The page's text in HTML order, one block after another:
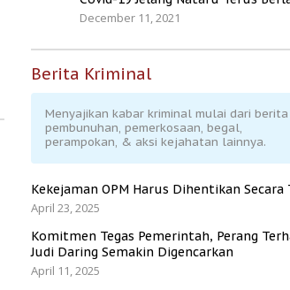
December 11, 2021
Berita Kriminal
Menyajikan kabar kriminal mulai dari berita
pembunuhan, pemerkosaan, begal,
perampokan, & aksi kejahatan lainnya.
Kekejaman OPM Harus Dihentikan Secara
April 23, 2025
Komitmen Tegas Pemerintah, Perang
Judi Daring Semakin Digencarkan
April 11, 2025